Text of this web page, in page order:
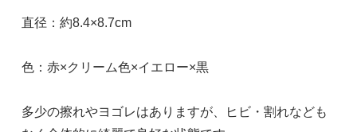
直径：約8.4×8.7cm
色：赤×クリーム色×イエロー×黒
多少の擦れやヨゴレはありますが、ヒビ・割れなども